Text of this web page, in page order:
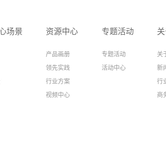
场景 资源中心
产品画册
领先实践
行业方案
视频中心
专题活动
专题活动
活动中心
关
新
行
商